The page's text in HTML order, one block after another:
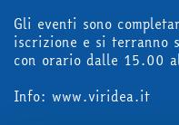
Gli eventi sono
iscrizione e si terranno
con orario dalle 15.00
Info: www.viridea.it